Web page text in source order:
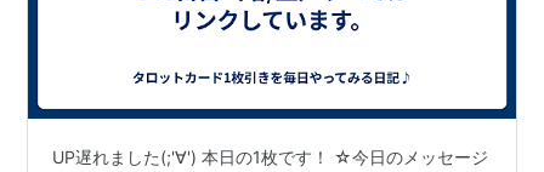
UP遅れました(;'∀') 本日の1枚です！ ☆今日のメッセージ